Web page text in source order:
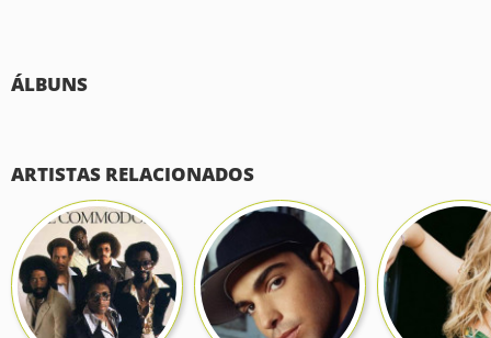
ÁLBUNS
ARTISTAS RELACIONADOS